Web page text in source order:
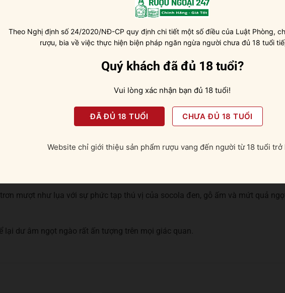
Whisky
sâu thẳm
chất, thêm đá viên, pha chế cocktail
đắm lập tức xộc vào mũi với quả mọng, hạnh nhân và gia vị ấm nồng.
mượt như lụa với sự phức tạp thú vị của socola đen, gỗ ấm và mứt quả
lại dư âm ngọt ngào rất ấn tượng trên mọi giác quan.
Theo Nghị định số 24/2020/NĐ-CP quy định chi tiết một số điều của Luật Phòng,
rượu, bia về việc thực hiện biện pháp ngăn ngừa người chưa đủ 18 tuổi
Quý khách đã đủ 18 tuổi?
Vui lòng xác nhận bạn đủ 18 tuổi!
ĐÃ ĐỦ 18 TUỔI CHƯA ĐỦ 18 TUỔI
Website chỉ giới thiệu sản phẩm rượu vang đến người từ 18 tuổi trở